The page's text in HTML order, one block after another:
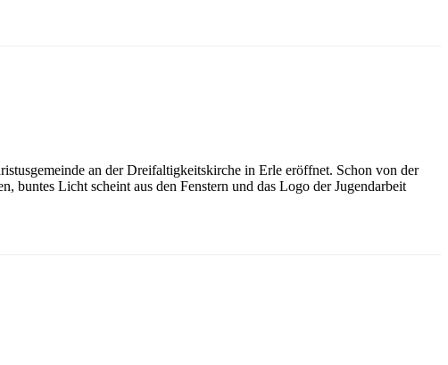
an der Dreifaltigkeitskirche in Erle eröffnet. Schon von der
buntes Licht scheint aus den Fenstern und das Logo der Jugendarbeit